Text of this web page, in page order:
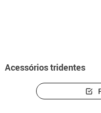
Acessórios tridentes